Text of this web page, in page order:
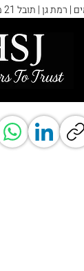
| תובל 21 מגדל היהלום |